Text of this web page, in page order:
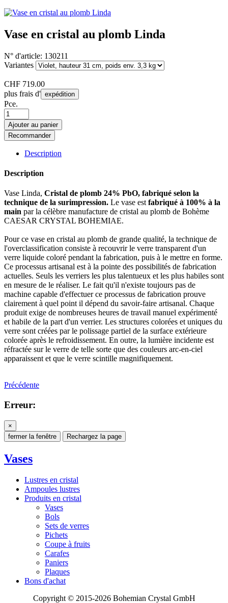
Vase en cristal au plomb Linda
N° d'article: 130211
Variantes
CHF 719.00
plus frais d' expédition
Pce.
Ajouter au panier
Recommander
Description
Description
Vase Linda, Cristal de plomb 24% PbO, fabriqué selon la
technique de la surimpression. Le vase est fabriqué à 100% à la
main par la célèbre manufacture de cristal au plomb de Bohème
CAESAR CRYSTAL BOHEMIAE.
Pour ce vase en cristal au plomb de grande qualité, la technique de
l'overclassification consiste à recouvrir le verre transparent d'un
verre liquide coloré pendant la fabrication, puis à le mettre en forme.
Ce processus artisanal est à la pointe des possibilités de fabrication
actuelles. Seuls les verriers les plus talentueux et les plus habiles sont
en mesure de le réaliser. Le fait qu'il n'existe toujours pas de
machine capable d'effectuer ce processus de fabrication prouve
clairement à quel point il dépend du savoir-faire artisanal. Chaque
produit exige de nombreuses heures de travail manuel expérimenté
et habile de la part d'un verrier. Les structures colorées et uniques du
verre sont créées par le polissage partiel de la surface extérieure
colorée après le refroidissement. En outre, la lumière incidente est
réfractée sur le verre de telle sorte que des couleurs arc-en-ciel
apparaissent et que le verre scintille magnifiquement.
Précédente
Erreur:
×
fermer la fenêtre
Rechargez la page
Vases
Lustres en cristal
Ampoules lustres
Produits en cristal
Vases
Bols
Sets de verres
Pichets
Coupe à fruits
Carafes
Paniers
Plaques
Bons d'achat
Copyright © 2015-2026 Bohemian Crystal GmbH